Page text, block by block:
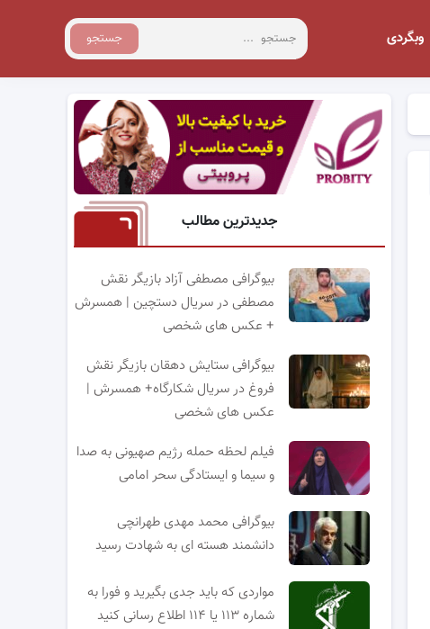
جستجو وبگردی
جدیدترین مطالب
بیوگرافی مصطفی آزاد بازیگر نقش
مصطفی در سریال دستچین | همسرش
+ عکس های شخصی
بیوگرافی ستایش دهقان بازیگر نقش
فروغ در سریال شکارگاه+ همسرش |
عکس های شخصی
فیلم لحظه حمله رژیم صهیونی به صدا
و سیما و ایستادگی سحر امامی
بیوگرافی محمد مهدی طهرانچی
دانشمند هسته ای به شهادت رسید
مواردی که باید جدی بگیرید و فورا به
شماره ۱۱۳ یا ۱۱۴ اطلاع رسانی کنید